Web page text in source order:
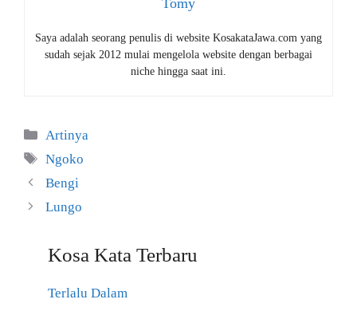
Saya adalah seorang penulis di website KosakataJawa.com yang
sudah sejak 2012 mulai mengelola website dengan berbagai
niche hingga saat ini.
Kategori
Artinya
Tag
Ngoko
Bengi
Lungo
Kosa Kata Terbaru
Terlalu Dalam